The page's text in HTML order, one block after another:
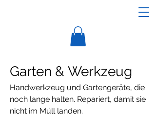
Garten & Werkzeug
Handwerkzeug und Gartengeräte, die
noch lange halten. Repariert, damit sie
nicht im Müll landen.